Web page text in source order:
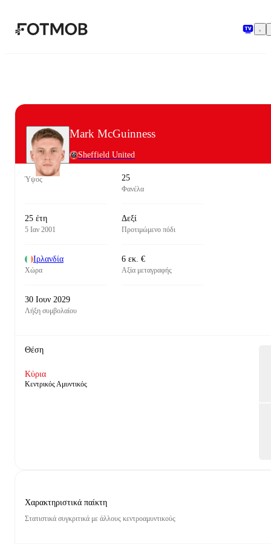
Mark McGuinness
Sheffield United
Ύψος 25
Φανέλα
25 έτη
5 Ιαν 2001
Δεξί
Προτιμώμενο πόδι
Ιρλανδία
Χώρα
6 εκ. €
Αξία μεταγραφής
30 Ιουν 2029
Λήξη συμβολαίου
Θέση
Κύρια
Κεντρικός Αμυντικός
Χαρακτηριστικά παίκτη
Στατιστικά συγκριτικά με άλλους κεντροαμυντικούς